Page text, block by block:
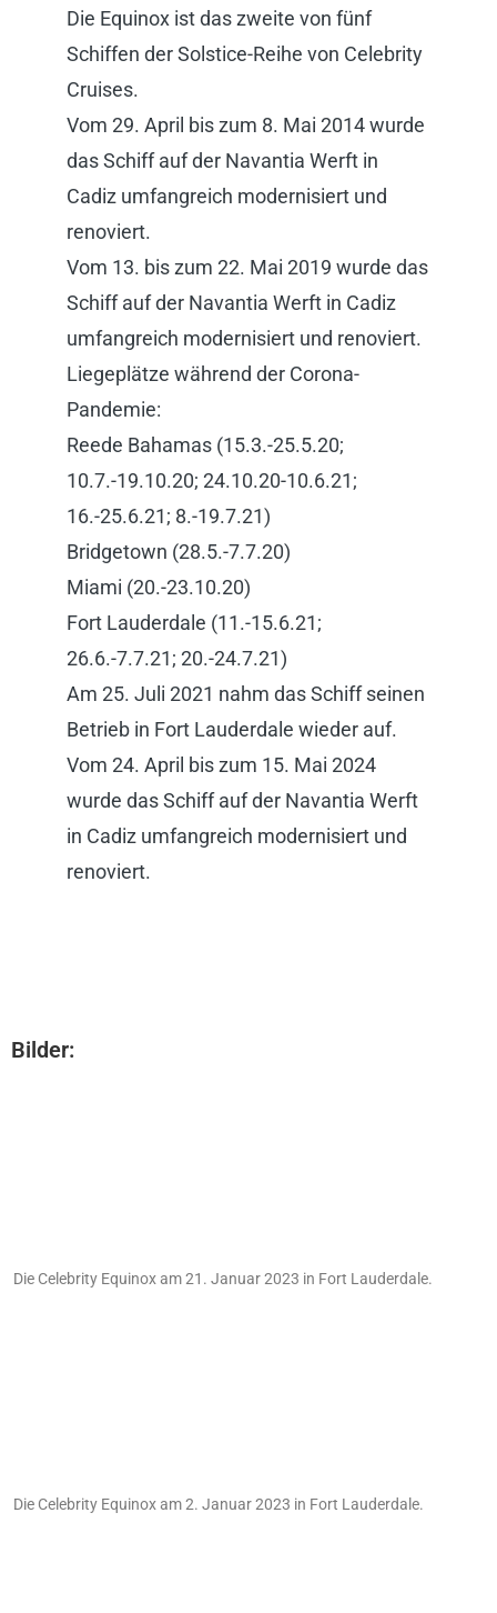
Die Equinox ist das zweite von fünf
Schiffen der Solstice-Reihe von Celebrity
Cruises.
Vom 29. April bis zum 8. Mai 2014 wurde
das Schiff auf der Navantia Werft in
Cadiz umfangreich modernisiert und
renoviert.
Vom 13. bis zum 22. Mai 2019 wurde das
Schiff auf der Navantia Werft in Cadiz
umfangreich modernisiert und renoviert.
Liegeplätze während der Corona-
Pandemie:
Reede Bahamas (15.3.-25.5.20;
10.7.-19.10.20; 24.10.20-10.6.21;
16.-25.6.21; 8.-19.7.21)
Bridgetown (28.5.-7.7.20)
Miami (20.-23.10.20)
Fort Lauderdale (11.-15.6.21;
26.6.-7.7.21; 20.-24.7.21)
Am 25. Juli 2021 nahm das Schiff seinen
Betrieb in Fort Lauderdale wieder auf.
Vom 24. April bis zum 15. Mai 2024
wurde das Schiff auf der Navantia Werft
in Cadiz umfangreich modernisiert und
renoviert.
Bilder:
Die Celebrity Equinox am 21. Januar 2023 in Fort Lauderdale.
Die Celebrity Equinox am 2. Januar 2023 in Fort Lauderdale.